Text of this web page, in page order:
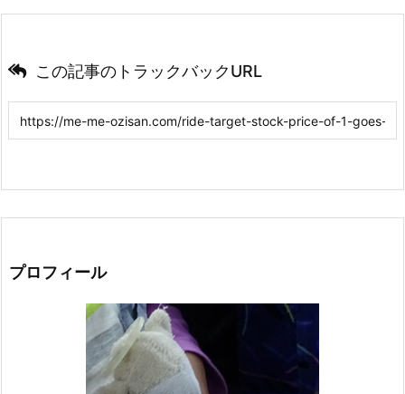
この記事のトラックバックURL
プロフィール